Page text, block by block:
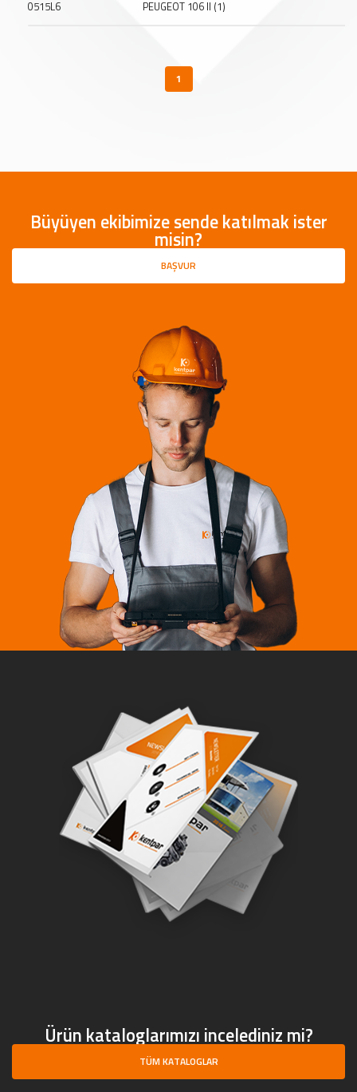
0515L6 PEUGEOT 106 II (1)
1
Büyüyen ekibimize sende katılmak ister
misin?
BAŞVUR
Ürün kataloglarımızı incelediniz mi?
TÜM KATALOGLAR